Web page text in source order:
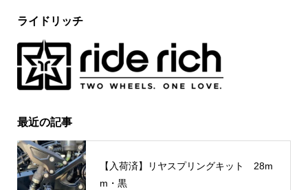
ライドリッチ
最近の記事
【入荷済】リヤスプリングキット 28m
m・黒